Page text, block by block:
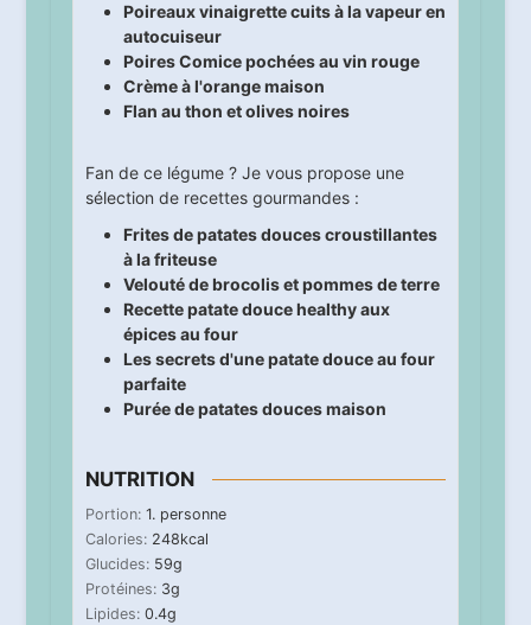
Poireaux vinaigrette cuits à la vapeur en
autocuiseur
Poires Comice pochées au vin rouge
Crème à l'orange maison
Flan au thon et olives noires
Fan de ce légume ? Je vous propose une
sélection de recettes gourmandes :
Frites de patates douces croustillantes
à la friteuse
Velouté de brocolis et pommes de terre
Recette patate douce healthy aux
épices au four
Les secrets d'une patate douce au four
parfaite
Purée de patates douces maison
NUTRITION
Portion: 1. personne
Calories: 248kcal
Glucides: 59g
Protéines: 3g
Lipides: 0.4g